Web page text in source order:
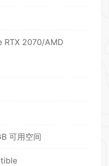
RTX 2070/AMD
可用空间